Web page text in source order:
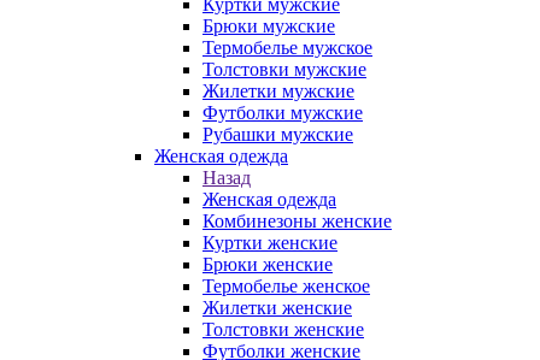
Куртки мужские
Брюки мужские
Термобелье мужское
Толстовки мужские
Жилетки мужские
Футболки мужские
Рубашки мужские
Женская одежда
Назад
Женская одежда
Комбинезоны женские
Куртки женские
Брюки женские
Термобелье женское
Жилетки женские
Толстовки женские
Футболки женские